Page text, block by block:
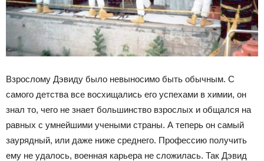
Взрослому Дэвиду было невыносимо быть обычным. С
самого детства все восхищались его успехами в химии, он
знал то, чего не знает большинство взрослых и общался на
равных с умнейшими учеными страны. А теперь он самый
заурядный, или даже ниже среднего. Профессию получить
ему не удалось, военная карьера не сложилась. Так Дэвид